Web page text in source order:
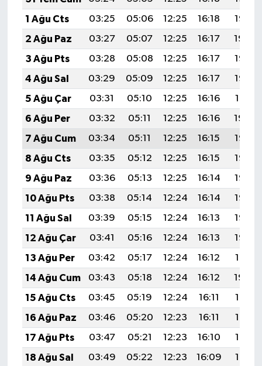
1 Ağu Cts
03:25 05:06 12:25 16:18
19:35
2 Ağu Paz
03:27 05:07 12:25 16:17
19:34
3 Ağu Pts
03:28 05:08 12:25 16:17
19:33
4 Ağu Sal
03:29 05:09 12:25 16:17
19:32
5 Ağu Çar
03:31 05:10 12:25 16:16
19:31
6 Ağu Per
03:32 05:11 12:25 16:16
19:29
7 Ağu Cum
03:34 05:11 12:25 16:15
19:28
8 Ağu Cts
03:35 05:12 12:25 16:15
19:27
9 Ağu Paz
03:36 05:13 12:25 16:14
19:26
10 Ağu Pts
03:38 05:14 12:24 16:14
19:25
11 Ağu Sal
03:39 05:15 12:24 16:13
19:23
12 Ağu Çar
03:41 05:16 12:24 16:13
19:22
13 Ağu Per
03:42 05:17 12:24 16:12
19:21
14 Ağu Cum
03:43 05:18 12:24 16:12
19:20
15 Ağu Cts
03:45 05:19 12:24 16:11
19:18
16 Ağu Paz
03:46 05:20 12:23 16:11
19:17
17 Ağu Pts
03:47 05:21 12:23 16:10
19:16
18 Ağu Sal
03:49 05:22 12:23 16:09
19:14